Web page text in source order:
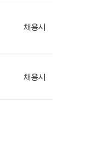
채용시
채용시